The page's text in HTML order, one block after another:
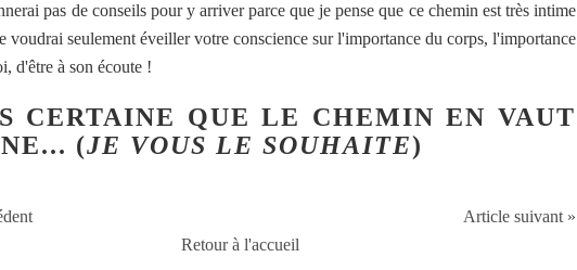
pas de conseils pour y arriver parce que je pense que ce chemin est très intime
voudrai seulement éveiller votre conscience sur l'importance du corps, l'importance
d'être à son écoute !
CERTAINE QUE LE CHEMIN EN VAUT
(JE VOUS LE SOUHAITE)
Article suivant »
Retour à l'accueil